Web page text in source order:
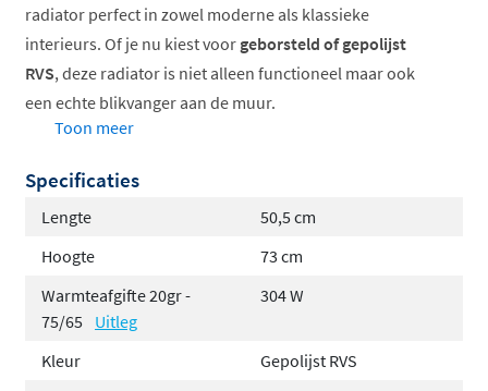
radiator perfect in zowel moderne als klassieke
interieurs. Of je nu kiest voor geborsteld of gepolijst
RVS, deze radiator is niet alleen functioneel maar ook
een echte blikvanger aan de muur.
Verkrijgbaar in twee stijlvolle uitvoeringen
Inclusief ontluchtingsventiel en ophangmateriaal
Geschikt voor vochtige ruimtes
Praktisch en gebruiksvriendelijk
Deze radiator is standaard uitgerust metzes
Toon meer
Specificaties
Lengte
50,5 cm
Hoogte
73 cm
Warmteafgifte 20gr -
75/65 Uitleg
304 W
Kleur
Gepolijst RVS